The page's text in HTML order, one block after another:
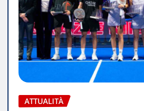
ATTUALITÀ